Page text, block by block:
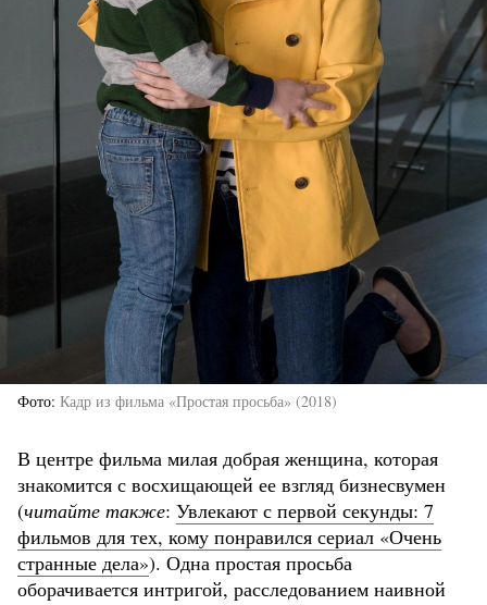
Фото Кадр из фильма «Простая просьба» (2018)
В центре фильма милая добрая женщина, которая
знакомится с восхищающей ее взгляд бизнесвумен
(читайте также: Увлекают с первой секунды: 7
фильмов для тех, кому понравился сериал «Очень
странные дела»). Одна простая просьба
оборачивается интригой, расследованием наивной